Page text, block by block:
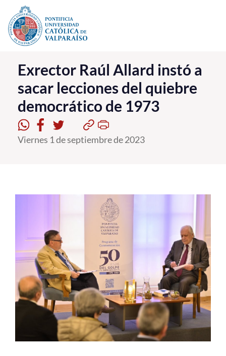
Click acá para ir directamente al contenido
La Universidad
Investigación, Creación e Innovación
PUCV Internacional
Vinculación con el Medio
Estudiantes
Académicos
Funcionarios
Exrector Raúl Allard instó a
sacar lecciones del quiebre
democrático de 1973
Viernes 1 de septiembre de 2023